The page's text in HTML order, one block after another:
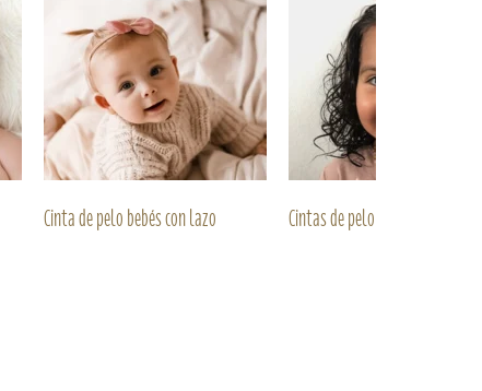
Cinta de pelo bebés con lazo Cintas de pelo niñas